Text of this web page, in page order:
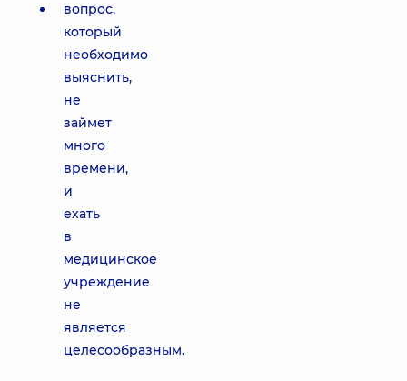
вопрос,
который
необходимо
выяснить,
не
займет
много
времени,
и
ехать
в
медицинское
учреждение
не
является
целесообразным.